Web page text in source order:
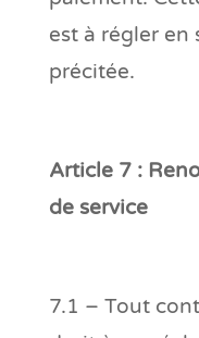
est à régler en
précitée.
Article 7 :
de service
7.1 – Tout